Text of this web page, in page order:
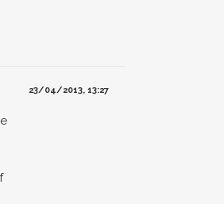
23/04/2013, 13:27